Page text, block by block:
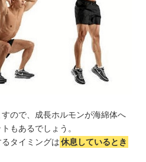
ので、成長ホルモンが海綿体へ
もあるでしょう。
タイミングは 休息しているとき